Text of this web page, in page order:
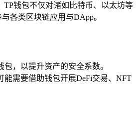
钱包不仅对诸如比特币、以太坊等
各类区块链应用与DApp。
，以提升资产的安全系数。
需要借助钱包开展DeFi交易、NFT